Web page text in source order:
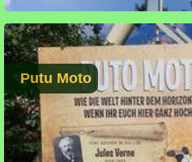
Putu Moto